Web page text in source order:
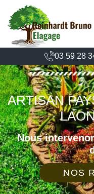
03 59 28
ARTISAN
Nous
NOS